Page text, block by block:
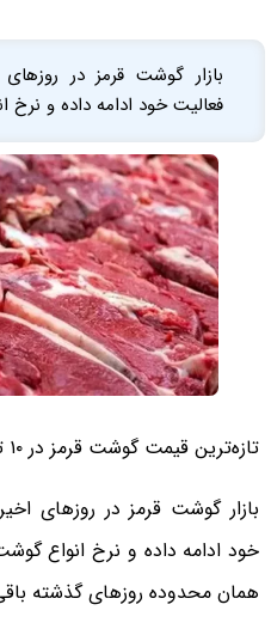
بازار گوشت قرمز در
فعالیت خود ادامه داده و نرخ
تازه‌ترین قیمت گوشت قرمز در ۱۰ تیرماه ۱۴۰۵ اعلام شد.
بازار گوشت قرمز در روزهای
خود ادامه داده و نرخ انواع
همان محدوده روزهای گذشته